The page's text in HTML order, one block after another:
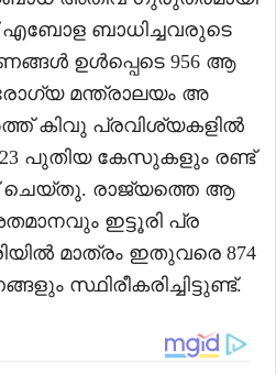
ബാധിച്ചവരുടെ
ഉൾപ്പെടെ 956 ആ
മന്ത്രാലയം അ
കിവു പ്രവിശ്യകളിൽ
23 പുതിയ കേസുകളും രണ്ട്
ചെയ്തു. രാജ്യത്തെ ആ
ഇട്ടൂരി പ്ര
മാത്രം ഇതുവരെ 874
സ്ഥിരീകരിച്ചിട്ടുണ്ട്.